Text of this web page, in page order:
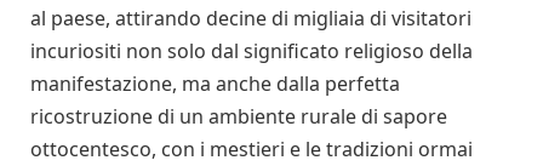
al paese, attirando decine di migliaia di visitatori
incuriositi non solo dal significato religioso della
manifestazione, ma anche dalla perfetta
ricostruzione di un ambiente rurale di sapore
ottocentesco, con i mestieri e le tradizioni ormai